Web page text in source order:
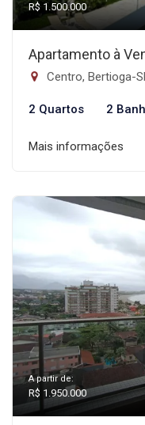
R$ 1.500.000
Apartamento à
Centro, Bertioga-
2 Quartos 2
Mais informações
A partir de:
R$ 1.950.000